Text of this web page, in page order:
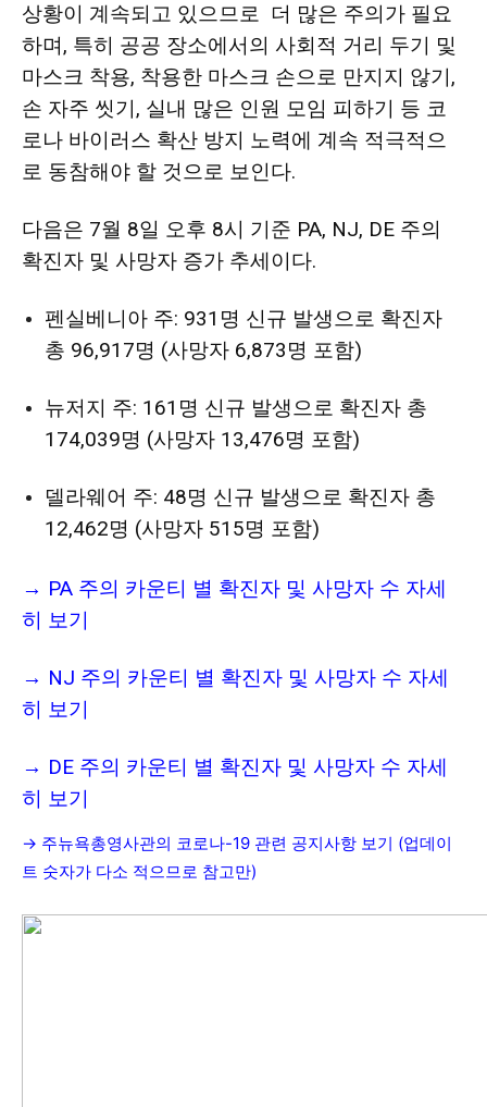
상황이 계속되고 있으므로 더 많은 주의가 필요
하며, 특히 공공 장소에서의 사회적 거리 두기 및
마스크 착용, 착용한 마스크 손으로 만지지 않기,
손 자주 씻기, 실내 많은 인원 모임 피하기 등 코
로나 바이러스 확산 방지 노력에 계속 적극적으
로 동참해야 할 것으로 보인다.
다음은 7월 8일 오후 8시 기준 PA, NJ, DE 주의
확진자 및 사망자 증가 추세이다.
펜실베니아 주: 931명 신규 발생으로 확진자
총 96,917명 (사망자 6,873명 포함)
뉴저지 주: 161명 신규 발생으로 확진자 총
174,039명 (사망자 13,476명 포함)
델라웨어 주: 48명 신규 발생으로 확진자 총
12,462명 (사망자 515명 포함)
→ PA 주의 카운티 별 확진자 및 사망자 수 자세
히 보기
→ NJ 주의 카운티 별 확진자 및 사망자 수 자세
히 보기
→ DE 주의 카운티 별 확진자 및 사망자 수 자세
히 보기
→ 주뉴욕총영사관의 코로나-19 관련 공지사항 보기 (업데이
트 숫자가 다소 적으므로 참고만)